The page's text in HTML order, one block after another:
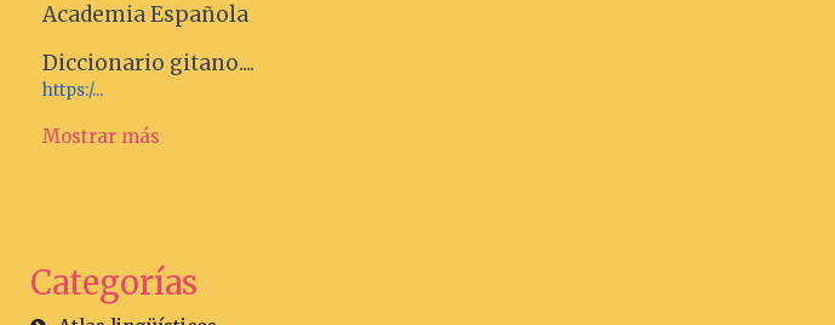
Academia Española
Diccionario gitano....
https:/...
Mostrar más
Categorías